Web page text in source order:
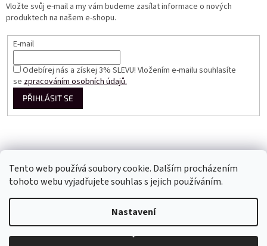
Tento web používá soubory cookie. Dalším procházením
tohoto webu vyjadřujete souhlas s jejich používáním.
Nastavení
Vložte svůj e-mail a my vám budeme zasílat informace o nových
produktech na našem e-shopu.
E-mail
Odebírej nás a získej 3% SLEVU! Vložením e-mailu souhlasíte
sezpracováním osobních údajů.
PŘIHLÁSIT SE
Copyright 2026Perfect Dress EU. Všechna práva vyhrazena.